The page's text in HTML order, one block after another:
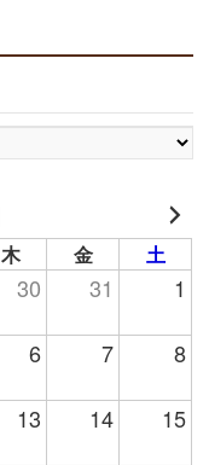
木 金 土
30 31 1
6 7 8
13 14 15